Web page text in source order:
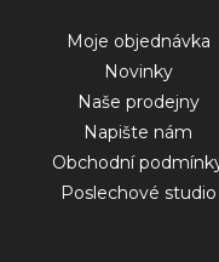
Moje objednávka
Novinky
Naše prodejny
Napište nám
Obchodní
Poslechové studio